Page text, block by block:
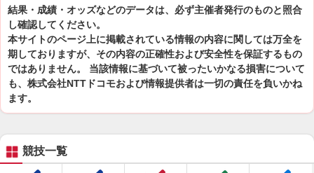
結果・成績・オッズなどのデータは、必ず主催者発行のものと照合
し確認してください。
本サイトのページ上に掲載されている情報の内容に関しては万全を
期しておりますが、その内容の正確性および安全性を保証するもの
ではありません。 当該情報に基づいて被ったいかなる損害について
も、株式会社NTTドコモおよび情報提供者は一切の責任を負いかね
ます。
競技一覧